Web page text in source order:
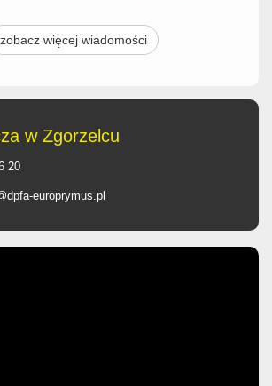
zobacz więcej wiadomości
w Zgorzelcu
20
europrymus.pl